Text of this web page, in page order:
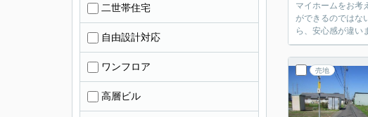
マイホームをお考
ができるのではな
ら、安心感が違い
売地
二世帯住宅
自由設計対応
ワンフロア
高層ビル